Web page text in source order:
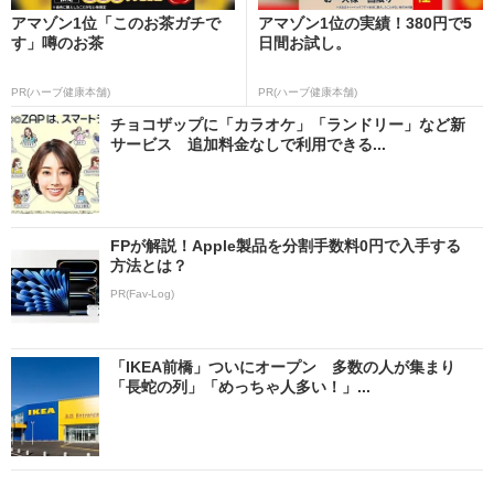
アマゾン1位「このお茶ガチで
す」噂のお茶
PR(ハーブ健康本舗)
アマゾン1位の実績！380円で5
日間お試し。
PR(ハーブ健康本舗)
チョコザップに「カラオケ」「ランドリー」など新
サービス 追加料金なしで利用できる...
FPが解説！Apple製品を分割手数料0円で入手する
方法とは？
PR(Fav-Log)
「IKEA前橋」ついにオープン 多数の人が集まり
「長蛇の列」「めっちゃ人多い！」...